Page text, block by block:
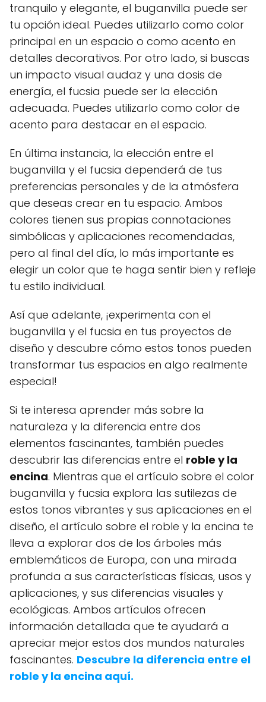
tranquilo y elegante, el buganvilla puede ser
tu opción ideal. Puedes utilizarlo como color
principal en un espacio o como acento en
detalles decorativos. Por otro lado, si buscas
un impacto visual audaz y una dosis de
energía, el fucsia puede ser la elección
adecuada. Puedes utilizarlo como color de
acento para destacar en el espacio.
En última instancia, la elección entre el
buganvilla y el fucsia dependerá de tus
preferencias personales y de la atmósfera
que deseas crear en tu espacio. Ambos
colores tienen sus propias connotaciones
simbólicas y aplicaciones recomendadas,
pero al final del día, lo más importante es
elegir un color que te haga sentir bien y refleje
tu estilo individual.
Así que adelante, ¡experimenta con el
buganvilla y el fucsia en tus proyectos de
diseño y descubre cómo estos tonos pueden
transformar tus espacios en algo realmente
especial!
Si te interesa aprender más sobre la
naturaleza y la diferencia entre dos
elementos fascinantes, también puedes
descubrir las diferencias entre el roble y la
encina. Mientras que el artículo sobre el color
buganvilla y fucsia explora las sutilezas de
estos tonos vibrantes y sus aplicaciones en el
diseño, el artículo sobre el roble y la encina te
lleva a explorar dos de los árboles más
emblemáticos de Europa, con una mirada
profunda a sus características físicas, usos y
aplicaciones, y sus diferencias visuales y
ecológicas. Ambos artículos ofrecen
información detallada que te ayudará a
apreciar mejor estos dos mundos naturales
fascinantes. Descubre la diferencia entre el
roble y la encina aquí.